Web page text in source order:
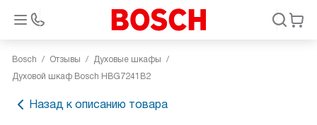
Bosch Отзывы
Духовые шкафы
Духовой шкаф Bosch HBG7241B2
Назад к описанию товара